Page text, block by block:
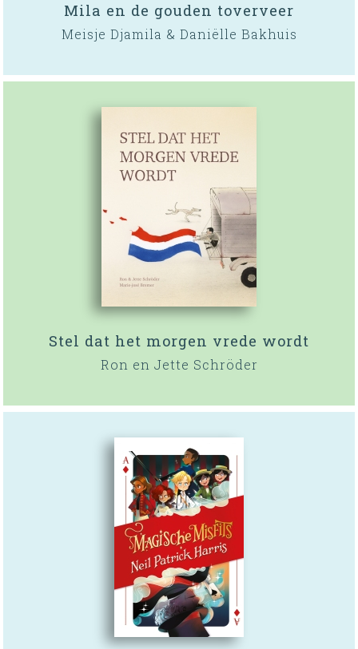
Mila en de gouden toverveer
Meisje Djamila & Daniëlle Bakhuis
Stel dat het morgen vrede wordt
Ron en Jette Schröder